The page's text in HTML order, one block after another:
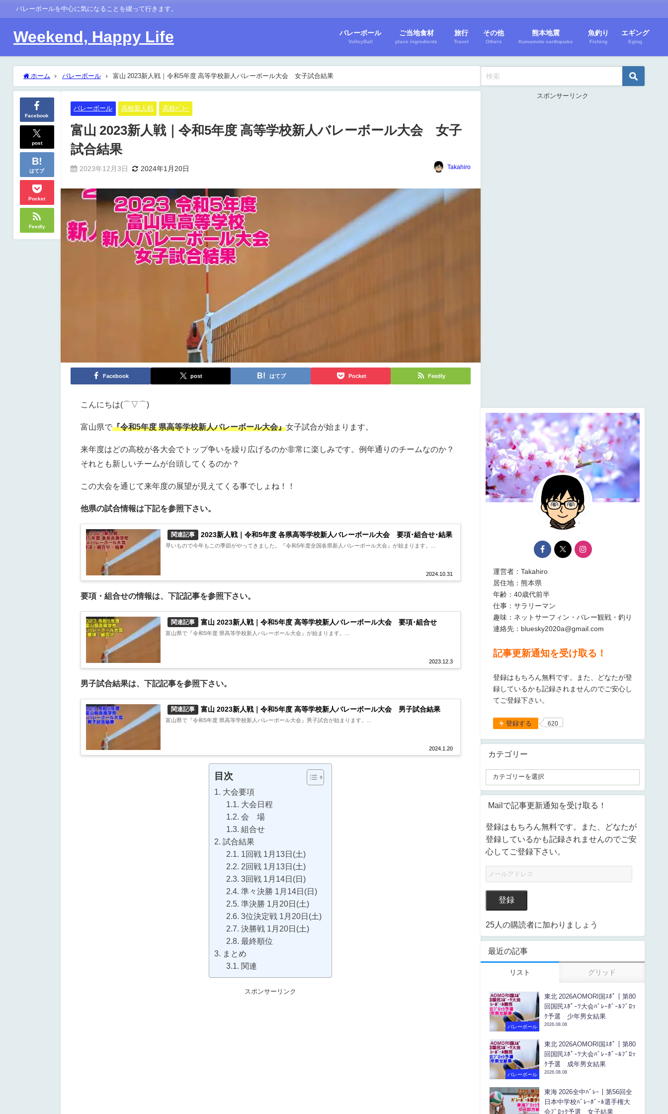
バレーボールを中心に気になることを綴って行きます。
Weekend, Happy Life バレーボール
VolleyBall
ご当地食材
place ingredients
旅行
Travel
その他
Others
熊本地震
Kumamoto earthquake
魚釣り
Fishing
エギング
Eging
ホーム バレーボール 富山 2023新人戦｜令和5年度 高等学校新人バレーボール大会 女子試合結果
Facebook
post
はてブ
Pocket
Feedly
バレーボール 高校新人戦 高校ﾊﾞﾚｰ
富山 2023新人戦｜令和5年度 高等学校新人バレーボール大会 女子
試合結果
2023年12月3日 2024年1月20日 Takahiro
Facebook post はてブ Pocket Feedly
こんにちは(⌒▽⌒)
富山県で『令和5年度 県高等学校新人バレーボール大会』女子試合が始まります。
来年度はどの高校が各大会でトップ争いを繰り広げるのか非常に楽しみです。例年通りのチームなのか？
それとも新しいチームが台頭してくるのか？
この大会を通じて来年度の展望が見えてくる事でしょね！！
他県の試合情報は下記を参照下さい。
関連記事 2023新人戦｜令和5年度 各県高等学校新人バレーボール大会 要項･組合せ･結果
2024.10.31
早いもので今年もこの季節がやってきました。『令和5年度全国各県新人バレーボール大会』が始まります。...
要項・組合せの情報は、下記記事を参照下さい。
関連記事 富山 2023新人戦｜令和5年度 高等学校新人バレーボール大会 要項･組合せ
2023.12.3
富山県で『令和5年度 県高等学校新人バレーボール大会』が始まります。...
男子試合結果は、下記記事を参照下さい。
関連記事 富山 2023新人戦｜令和5年度 高等学校新人バレーボール大会 男子試合結果
2024.1.20
富山県で『令和5年度 県高等学校新人バレーボール大会』男子試合が始まります。...
目次
大会要項
大会日程
会 場
組合せ
試合結果
1回戦 1月13日(土)
2回戦 1月13日(土)
3回戦 1月14日(日)
準々決勝 1月14日(日)
準決勝 1月20日(土)
3位決定戦 1月20日(土)
決勝戦 1月20日(土)
最終順位
まとめ
関連
スポンサーリンク
スポンサーリンク
運営者：Takahiro
居住地：熊本県
年齢：40歳代前半
仕事：サラリーマン
趣味：ネットサーフィン・バレー観戦・釣り
連絡先：bluesky2020a@gmail.com
記事更新通知を受け取る！
登録はもちろん無料です。また、どなたが登
録しているかも記録されませんのでご安心し
てご登録下さい。
登録する 620
カテゴリー
Mailで記事更新通知を受け取る！
登録はもちろん無料です。また、どなたが
登録しているかも記録されませんのでご安
心してご登録下さい。
登録
25人の購読者に加わりましょう
最近の記事
リスト グリッド
バレーボール
東北 2026AOMORI国ｽﾎﾟ｜第80
回国民ｽﾎﾟｰﾂ大会ﾊﾞﾚｰﾎﾞｰﾙﾌﾞﾛｯ
ｸ予選 少年男女結果
2026.08.08
バレーボール
東北 2026AOMORI国ｽﾎﾟ｜第80
回国民ｽﾎﾟｰﾂ大会ﾊﾞﾚｰﾎﾞｰﾙﾌﾞﾛｯ
ｸ予選 成年男女結果
2026.08.08
東海 2026全中ﾊﾞﾚｰ｜第56回全
日本中学校ﾊﾞﾚｰﾎﾞｰﾙ選手権大
会ﾌﾞﾛｯｸ予選 女子結果